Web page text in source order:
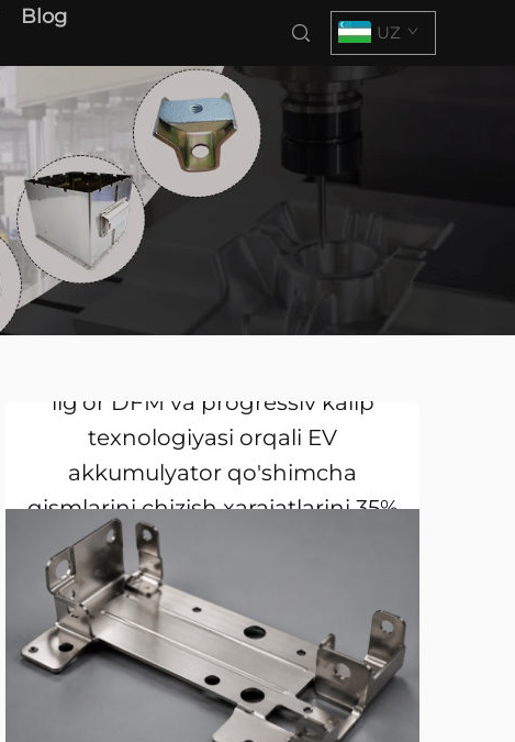
Blog
UZ
ilg'or DFM va progressiv kalıp
texnologiyasi orqali EV
akkumulyator qo'shimcha
qismlarini chizish xarajatlarini 35%
ga kamaytirgan